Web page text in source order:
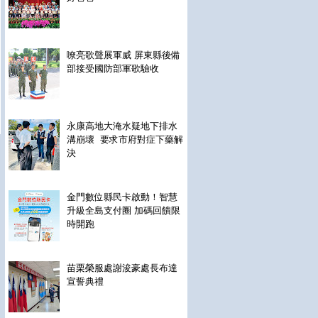
嘹亮歌聲展軍威 屏東縣後備
部接受國防部軍歌驗收
永康高地大淹水疑地下排水
溝崩壞 要求市府對症下藥解
決
金門數位縣民卡啟動！智慧
升級全島支付圈 加碼回饋限
時開跑
苗栗榮服處謝浚豪處長布達
宣誓典禮